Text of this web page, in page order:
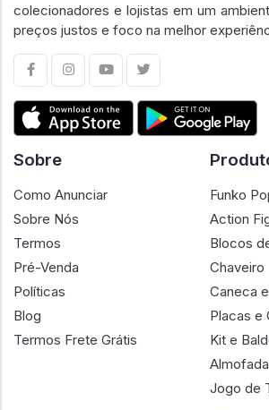
colecionadores e lojistas em um
preços justos e foco na melhor
Sobre
Como Anunciar
Sobre Nós
Termos
Pré-Venda
Políticas
Blog
Termos Frete Grátis
Funko
Action
Blocos
Chaveiro
Caneca
Placas e
Kit e
Jogo de